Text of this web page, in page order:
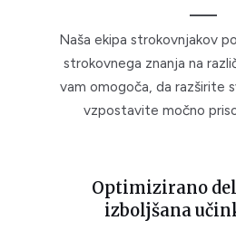
Naša ekipa strokovnjakov
strokovnega znanja na
vam omogoča, da razširite
vzpostavite močno
Optimizirano
izboljšana